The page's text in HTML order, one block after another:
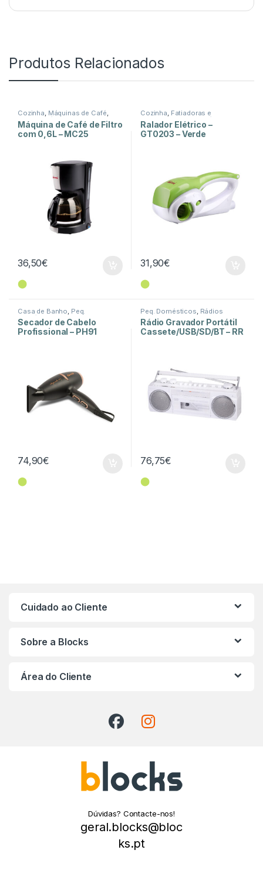
Produtos Relacionados
Cozinha, Máquinas de Café,
Peq. Domésticos
Máquina de Café de Filtro
com 0,6L – MC25
36,50€
⬤
Cozinha, Fatiadoras e
Picadoras ,Peq. Domésticos
Ralador Elétrico –
GT0203 – Verde
31,90€
⬤
Casa de Banho Peq.
Domésticos
Secador de Cabelo
Profissional – PH91
74,90€
⬤
Peq. Domésticos Rádios
Rádio Gravador Portátil
Cassete/USB/SD/BT – RR
76,75€
⬤
Cuidado ao Cliente
Sobre a Blocks
Área do Cliente
Dúvidas? Contacte-nos!
geral.blocks@bloc
ks.pt